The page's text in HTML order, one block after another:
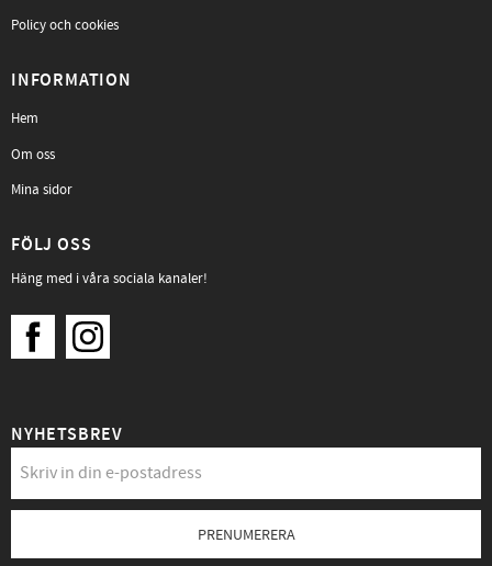
Policy och cookies
INFORMATION
Hem
Om oss
Mina sidor
FÖLJ OSS
Häng med i våra sociala kanaler!
NYHETSBREV
PRENUMERERA